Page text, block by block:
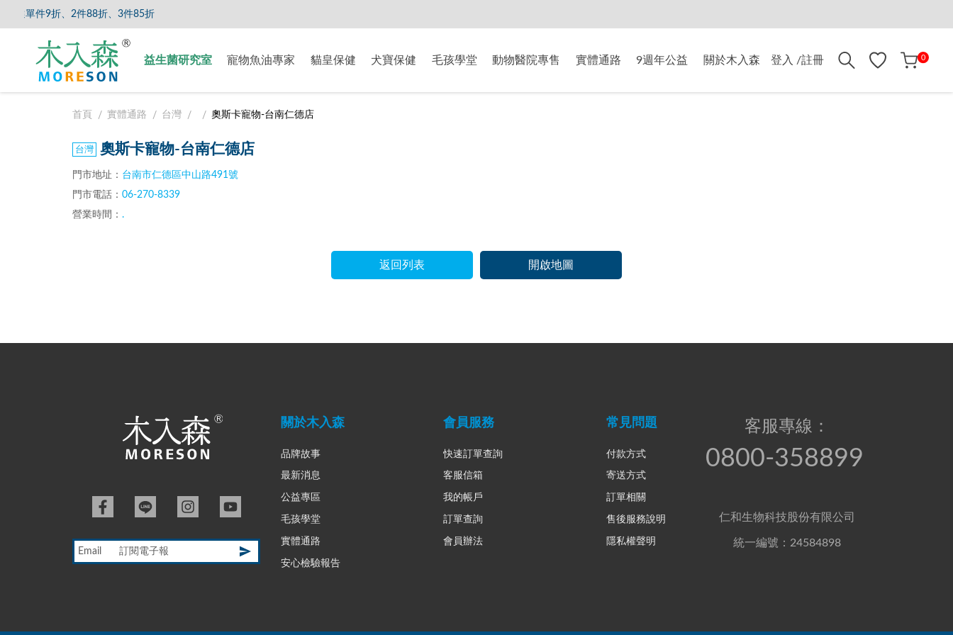
選單件9折、2件88折、3件85折
益生菌研究室 寵物魚油專家 貓皇保健 犬寶保健 毛孩學堂 動物醫院專售 實體通路 9週年公益 關於木入森 登入 /註冊 0
首頁 實體通路 台灣 奧斯卡寵物-台南仁德店
奧斯卡寵物-台南仁德店
門市地址： 台南市仁德區中山路491號
門市電話： 06-270-8339
營業時間： .
返回列表 開啟地圖
客服專線：
0800-358899
仁和生物科技股份有限公司
統一編號：24584898
關於木入森
品牌故事
最新消息
公益專區
毛孩學堂
實體通路
安心檢驗報告
會員服務
快速訂單查詢
客服信箱
我的帳戶
訂單查詢
會員辦法
常見問題
付款方式
寄送方式
訂單相關
售後服務說明
隱私權聲明
Email